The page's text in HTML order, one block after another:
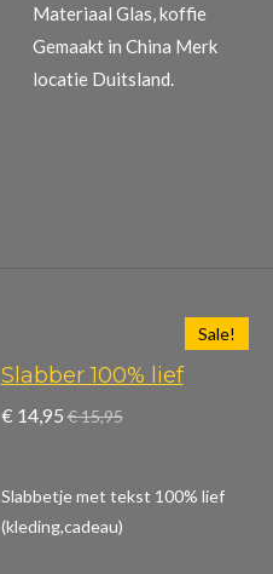
Materiaal Glas, koffie
Gemaakt in China Merk
locatie Duitsland.
Sale!
Slabber 100% lief
€ 14,95 € 15,95
Slabbetje met tekst 100% lief
(kleding,cadeau)